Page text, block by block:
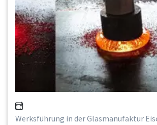
Werksführung in der Glasmanufaktur